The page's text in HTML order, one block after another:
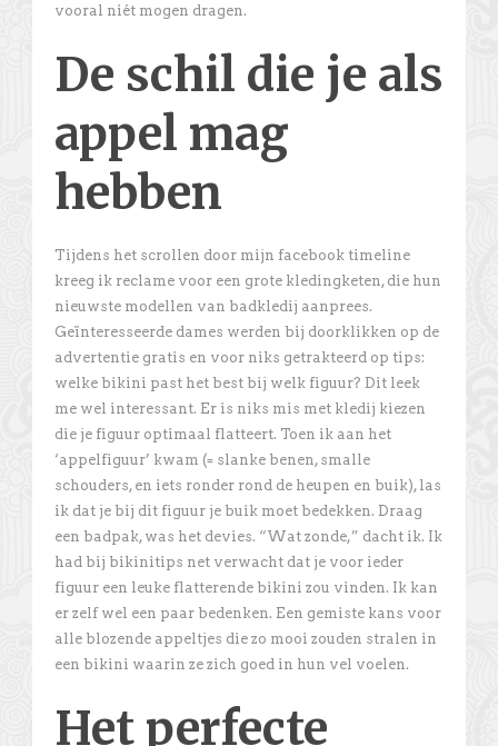
vooral niét mogen dragen.
De schil die je als
appel mag
hebben
Tijdens het scrollen door mijn facebook timeline
kreeg ik reclame voor een grote kledingketen, die hun
nieuwste modellen van badkledij aanprees.
Geïnteresseerde dames werden bij doorklikken op de
advertentie gratis en voor niks getrakteerd op tips:
welke bikini past het best bij welk figuur? Dit leek
me wel interessant. Er is niks mis met kledij kiezen
die je figuur optimaal flatteert. Toen ik aan het
‘appelfiguur’ kwam (= slanke benen, smalle
schouders, en iets ronder rond de heupen en buik), las
ik dat je bij dit figuur je buik moet bedekken. Draag
een badpak, was het devies. “Wat zonde,” dacht ik. Ik
had bij bikinitips net verwacht dat je voor ieder
figuur een leuke flatterende bikini zou vinden. Ik kan
er zelf wel een paar bedenken. Een gemiste kans voor
alle blozende appeltjes die zo mooi zouden stralen in
een bikini waarin ze zich goed in hun vel voelen.
Het perfecte